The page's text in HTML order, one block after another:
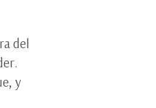
del
y